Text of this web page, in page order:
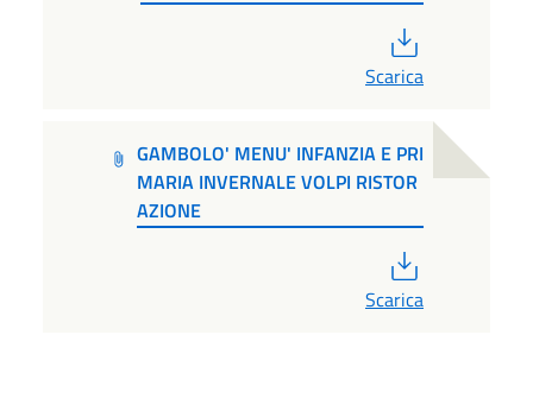
Scarica
GAMBOLO' MENU' INFANZIA E PRI
MARIA INVERNALE VOLPI RISTOR
AZIONE
Scarica